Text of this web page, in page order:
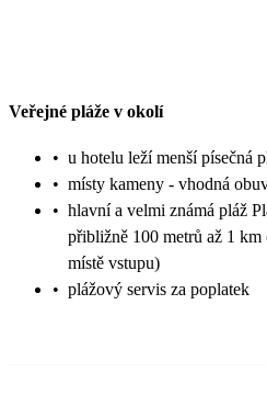
Veřejné pláže v okolí
• u hotelu leží menší písečná
• místy kameny - vhodná
• hlavní a velmi známá pláž
přibližně 100 metrů až 1
místě vstupu)
• plážový servis za poplatek